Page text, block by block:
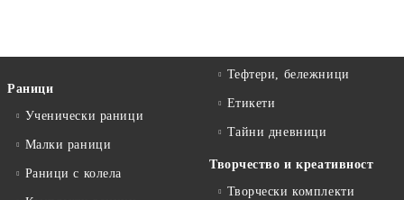
Раници
Ученически раници
Малки раници
Раници с колела
Тефтери, бележници
Етикети
Тайни дневници
Творчество и креативност
Творчески комплекти